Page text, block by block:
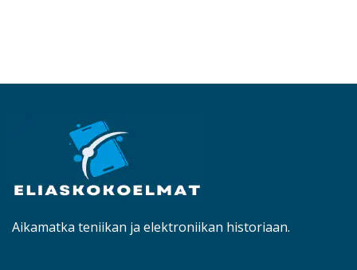
Aikamatka teniikan ja elektroniikan historiaan.